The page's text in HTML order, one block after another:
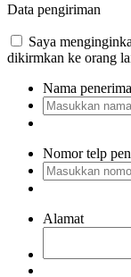
Data pengiriman
Saya
dikirmkan ke orang
Nama
Nomor telp
Alamat